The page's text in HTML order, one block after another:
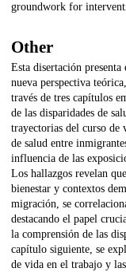
groundwork for
Other
Esta disertación
nueva perspectiva
través de tres capítulos
de las disparidades de
trayectorias del curso de
de salud entre
influencia de las
Los hallazgos revelan
bienestar y contextos
migración, se
destacando el papel
la comprensión de las
capítulo siguiente, se
de vida en el trabajo y